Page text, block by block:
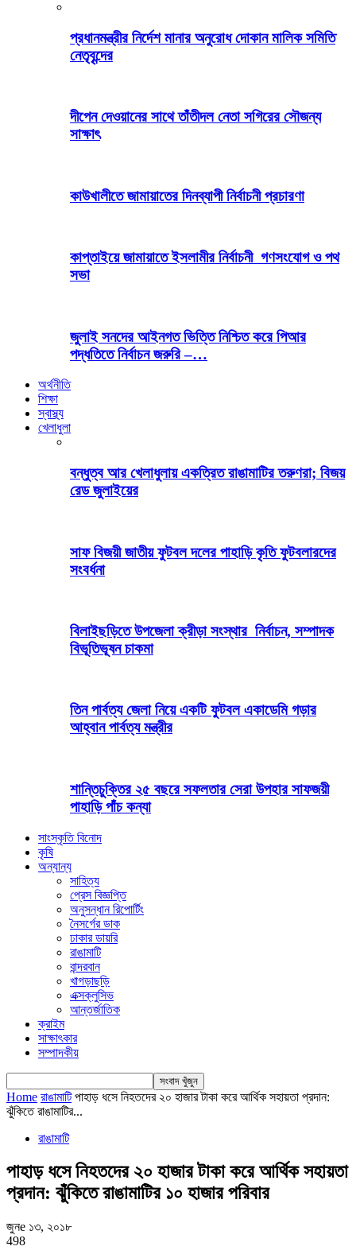
প্রধানমন্ত্রীর নির্দেশ মানার অনুরোধ দোকান মালিক সমিতি
নেতৃবৃন্দের
দীপেন দেওয়ানের সাথে তাঁতীদল নেতা সগিরের সৌজন্য
সাক্ষাৎ
কাউখালীতে জামায়াতের দিনব্যাপী নির্বাচনী প্রচারণা
কাপ্তাইয়ে জামায়াতে ইসলামীর নির্বাচনী গণসংযোগ ও পথ
সভা
জুলাই সনদের আইনগত ভিত্তি নিশ্চিত করে পিআর
পদ্ধতিতে নির্বাচন জরুরি –…
অর্থনীতি
শিক্ষা
স্বাস্থ্য
খেলাধুলা
বন্ধুত্ব আর খেলাধুলায় একত্রিত রাঙামাটির তরুণরা; বিজয়
রেড জুলাইয়ের
সাফ বিজয়ী জাতীয় ফুটবল দলের পাহাড়ি কৃতি ফুটবলারদের
সংবর্ধনা
বিলাইছড়িতে উপজেলা ক্রীড়া সংস্থার নির্বাচন, সম্পাদক
বিভূতিভূষন চাকমা
তিন পার্বত্য জেলা নিয়ে একটি ফুটবল একাডেমি গড়ার
আহ্বান পার্বত্য মন্ত্রীর
শান্তিচুক্তির ২৫ বছরে সফলতার সেরা উপহার সাফজয়ী
পাহাড়ি পাঁচ কন্যা
সাংস্কৃতি বিনোদ
কৃষি
অন্যান্য
সাহিত্য
প্রেস বিজ্ঞপ্তি
অনুসন্ধান রিপোর্টিং
নৈসর্গের ডাক
ঢাকার ডায়রি
রাঙামাটি
বান্দরবান
খাগড়াছড়ি
এক্সক্লুসিভ
আন্তর্জাতিক
ক্রাইম
সাক্ষাৎকার
সম্পাদকীয়
Home রাঙামাটি পাহাড় ধসে নিহতদের ২০ হাজার টাকা করে আর্থিক সহায়তা প্রদান:
ঝুঁকিতে রাঙামাটির...
রাঙামাটি
পাহাড় ধসে নিহতদের ২০ হাজার টাকা করে আর্থিক সহায়তা
প্রদান: ঝুঁকিতে রাঙামাটির ১০ হাজার পরিবার
জুনe ১৩, ২০১৮
498